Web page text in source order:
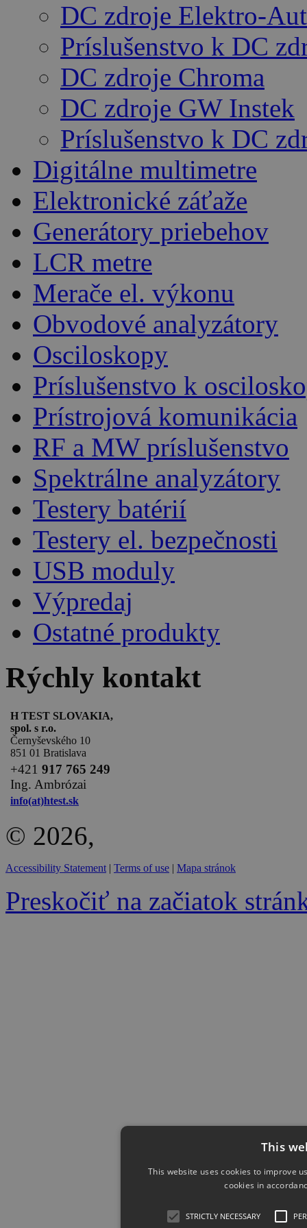
DC zdroje Elektro-
Príslušenstvo k DC
DC zdroje Chroma
DC zdroje GW Instek
Príslušenstvo k DC
Digitálne multimetre
Elektronické záťaže
Generátory priebehov
LCR metre
Merače el. výkonu
Obvodové analyzátory
Osciloskopy
Príslušenstvo k
Prístrojová komunikácia
RF a MW príslušenstvo
Spektrálne analyzátory
Testery batérií
Testery el. bezpečnosti
USB moduly
Výpredaj
Ostatné produkty
Rýchly kontakt
H TEST SLOVAKIA,
spol. s r.o.
Černyševského 10
851 01 Bratislava
+421 917 765 249
Ing. Ambrózai
info(at)htest.sk
© 2026,
Accessibility Statement | Terms of use | Mapa stránok
Preskočiť na začiatok
This
This website uses cookies to improve
cookies in
STRICTLY NECESSARY